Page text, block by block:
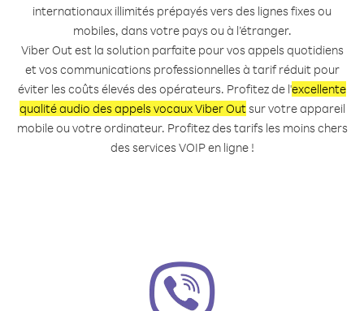
internationaux illimités prépayés vers des lignes fixes ou
mobiles, dans votre pays ou à l’étranger.
Viber Out est la solution parfaite pour vos appels quotidiens
et vos communications professionnelles à tarif réduit pour
éviter les coûts élevés des opérateurs. Profitez de l'excellente
qualité audio des appels vocaux Viber Outsur votre appareil
mobile ou votre ordinateur. Profitez des tarifs les moins chers
des services VOIP en ligne !